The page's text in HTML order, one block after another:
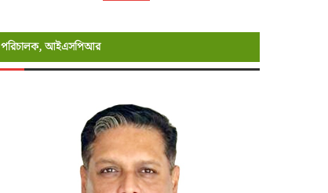
পরিচালক, আইএসপিআর